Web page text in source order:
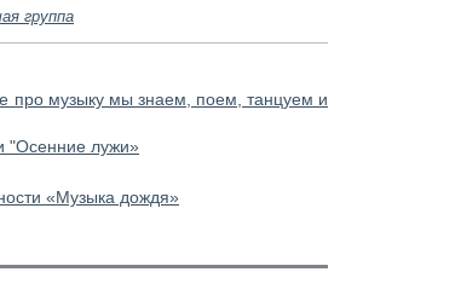
группа
про музыку мы знаем, поем, танцуем и
"Осенние лужи»
«Музыка дождя»